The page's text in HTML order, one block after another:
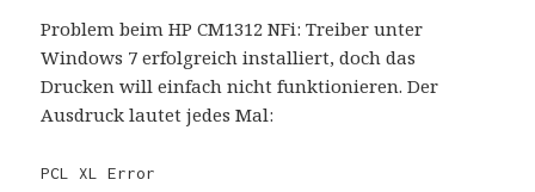
Problem beim HP CM1312 NFi: Treiber unter
Windows 7 erfolgreich installiert, doch das
Drucken will einfach nicht funktionieren. Der
Ausdruck lautet jedes Mal:
PCL XL Error